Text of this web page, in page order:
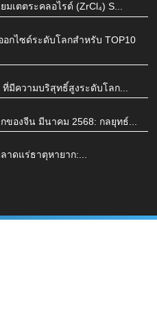
มเตตระคลอไรด์ (ZrCl₄) S...
อกไซด์ระดับโลกสำหรับ TOP10
มีความบริสุทธิ์สูงระดับโลก...
ของจีน มีนาคม 2568: กลยุทธ์...
าดแร่ธาตุหายาก:...